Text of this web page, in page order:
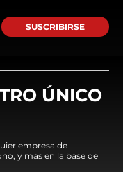
SUSCRIBIRSE
ÚNICO
empresa de
y mas en la base de